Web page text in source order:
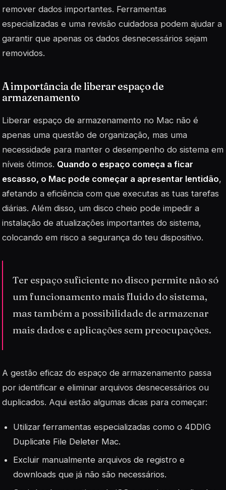
remover dados importantes. Ferramentas
especializadas e uma revisão cuidadosa podem ajudar a
garantir que apenas os dados desnecessários sejam
removidos.
A importância de liberar espaço de
armazenamento
Liberar espaço de armazenamento no Mac não é
apenas uma questão de organização, mas uma
necessidade para manter o desempenho do sistema em
níveis ótimos. Quando o espaço começa a ficar
escasso, o Mac pode começar a apresentar lentidão,
afetando a eficiência com que executas as tuas tarefas
diárias. Além disso, um disco cheio pode impedir a
instalação de atualizações importantes do sistema,
colocando em risco a segurança do teu dispositivo.
Ter espaço suficiente no disco permite não só
um funcionamento mais fluido do sistema,
mas também a possibilidade de armazenar
mais dados e aplicações sem preocupações.
A gestão eficaz do espaço de armazenamento passa
por identificar e eliminar arquivos desnecessários ou
duplicados. Aqui estão algumas dicas para começar:
Utilizar ferramentas especializadas como o 4DDIG
Duplicate File Deleter Mac.
Excluir manualmente arquivos de registro e
downloads que já não são necessários.